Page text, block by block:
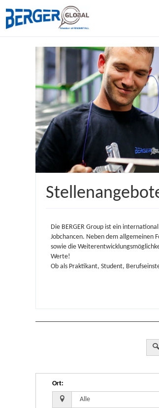
Die BERGER Group ist ein
Jobchancen. Neben dem allgemeinen
sowie die
Werte!
Ob als Praktikant, Student,
Ort: